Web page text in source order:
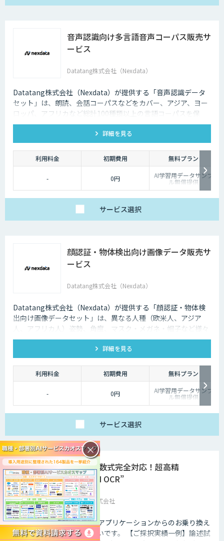
音声認識向け多言語音声コーパス販売サ
ービス
Datatang株式会社（Nexdata）
Datatang株式会社（Nexdata）が提供する「音声認識データ
セット」は、朗読、会話コーパスなどをカバー、アジア、ヨー
ロッパ、アフリカなど総計100種類以上の言語コーパスを保
有、様々な音声認識・合成タスクに対応可能です。
詳細を見る
利用料金 初期費用 無料プラン
- 0円 AI学習用データサンプ
ル無償提供
サービス選択
顔認証・物体検出向け画像データ販売サ
ービス
Datatang株式会社（Nexdata）
Datatang株式会社（Nexdata）が提供する「顔認証・物体検
出向け画像データセット」は、異なる人種（欧米人、アジア
人、アフリカ人）姿勢、角度、マスク・メガネ・帽子など様々
な状況をカバー、総計500万枚を超えています。
詳細を見る
利用料金 初期費用 無料プラン
- 0円 AI学習用データサンプ
ル無償提供
サービス選択
手書き・数式完全対応！超高精
度”GenAI OCR”
ジンベイ株式会社
特に、AI OCRのシェアNo1アプリケーションからのお乗り換え
をされるお客様が非常に多いです。 【ご採択実績一例】論述試
×